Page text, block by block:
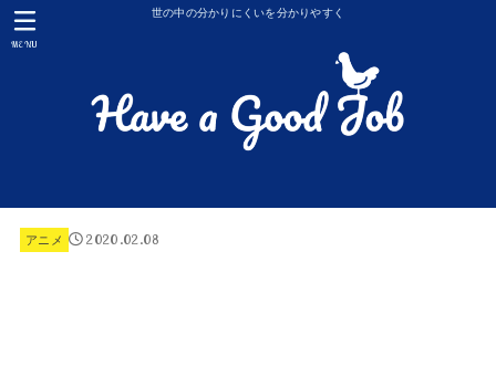
世の中の分かりにくいを分かりやすく
MENU
アニメ 2020.02.08